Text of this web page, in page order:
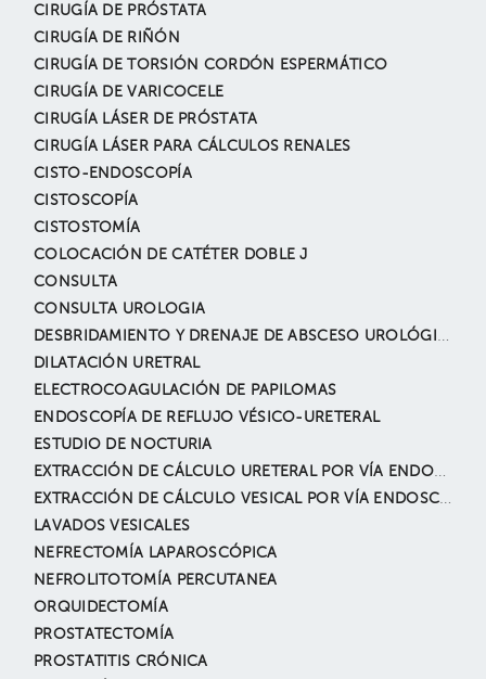
CIRUGÍA DE PRÓSTATA
CIRUGÍA DE RIÑÓN
CIRUGÍA DE TORSIÓN CORDÓN ESPERMÁTICO
CIRUGÍA DE VARICOCELE
CIRUGÍA LÁSER DE PRÓSTATA
CIRUGÍA LÁSER PARA CÁLCULOS RENALES
CISTO-ENDOSCOPÍA
CISTOSCOPÍA
CISTOSTOMÍA
COLOCACIÓN DE CATÉTER DOBLE J
CONSULTA
CONSULTA UROLOGIA
DESBRIDAMIENTO Y DRENAJE DE ABSCESO UROLÓGICO
DILATACIÓN URETRAL
ELECTROCOAGULACIÓN DE PAPILOMAS
ENDOSCOPÍA DE REFLUJO VÉSICO-URETERAL
ESTUDIO DE NOCTURIA
EXTRACCIÓN DE CÁLCULO URETERAL POR VÍA ENDOSCÓPICA
EXTRACCIÓN DE CÁLCULO VESICAL POR VÍA ENDOSCÓPICA
LAVADOS VESICALES
NEFRECTOMÍA LAPAROSCÓPICA
NEFROLITOTOMÍA PERCUTANEA
ORQUIDECTOMÍA
PROSTATECTOMÍA
PROSTATITIS CRÓNICA